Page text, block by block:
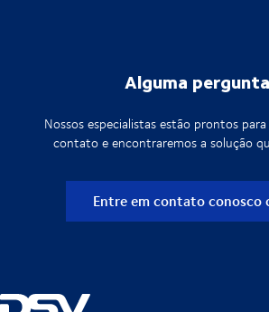
Alguma
Nossos especialistas estão prontos
contato e encontraremos a solução
Entre em contato conosco